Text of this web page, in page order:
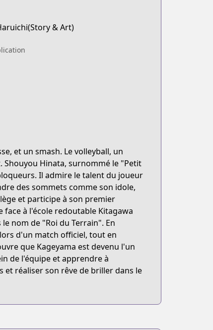
& Art)
et un smash. Le volleyball, un
Hinata, surnommé le "Petit
Il admire le talent du joueur
des sommets comme son idole,
et participe à son premier
à l'école redoutable Kitagawa
nom de "Roi du Terrain". En
d'un match officiel, tout en
que Kageyama est devenu l'un
de l'équipe et apprendre à
et réaliser son rêve de briller dans le